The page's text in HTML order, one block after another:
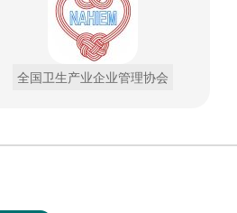
全国卫生产业企业管理协会